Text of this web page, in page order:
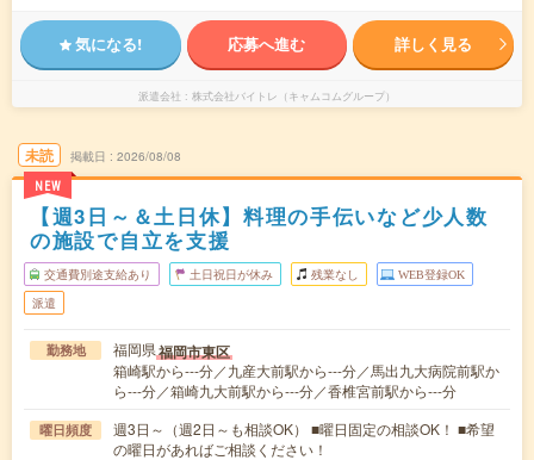
気になる! 応募へ進む 詳しく見る
派遣会社 株式会社バイトレ（キャムコムグループ）
未読
NEW
掲載日 2026/08/08
【週3日～＆土日休】料理の手伝いなど少人数
の施設で自立を支援
交通費別途支給あり 土日祝日が休み 残業なし WEB登録OK
派遣
勤務地 福岡県福岡市東区
箱崎駅から---分／九産大前駅から---分／馬出九大病院前駅か
ら---分／箱崎九大前駅から---分／香椎宮前駅から---分
曜日頻度
週3日～（週2日～も相談OK） ■曜日固定の相談OK！ ■希望
の曜日があればご相談ください！